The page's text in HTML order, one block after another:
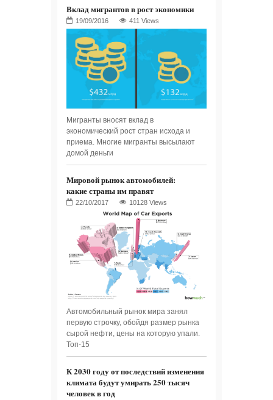
Вклад мигрантов в рост экономики
411 Views
Мигранты вносят вклад в
экономический рост стран исхода и
приема. Многие мигранты высылают
домой деньги
Мировой рынок автомобилей:
какие страны им правят
10128 Views
Автомобильный рынок мира занял
первую строчку, обойдя размер рынка
сырой нефти, цены на которую упали.
Топ-15
К 2030 году от последствий изменения
климата будут умирать 250 тысяч
человек в год